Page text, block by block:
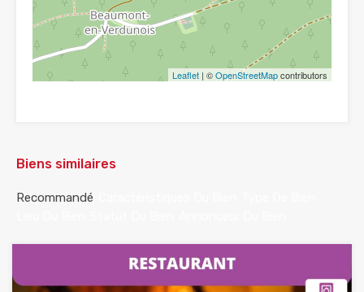
Leaflet | ©OpenStreetMapcontributors
Biens similaires
Recommandé